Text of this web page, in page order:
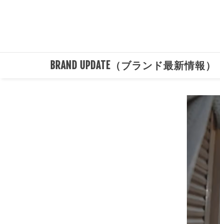
BRAND UPDATE（ブランド最新情報）